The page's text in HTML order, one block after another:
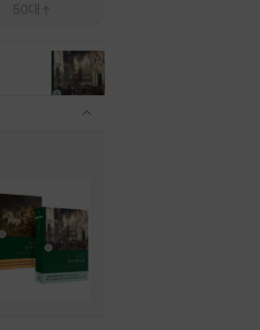
50대